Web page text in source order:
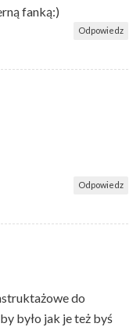
fanką:)
Odpowiedz
Odpowiedz
do
było jak je też byś